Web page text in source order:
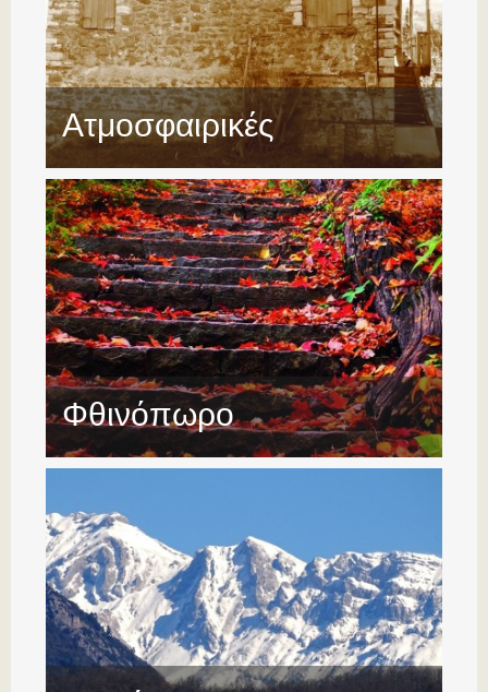
Ατμοσφαιρικές
Φθινόπωρο